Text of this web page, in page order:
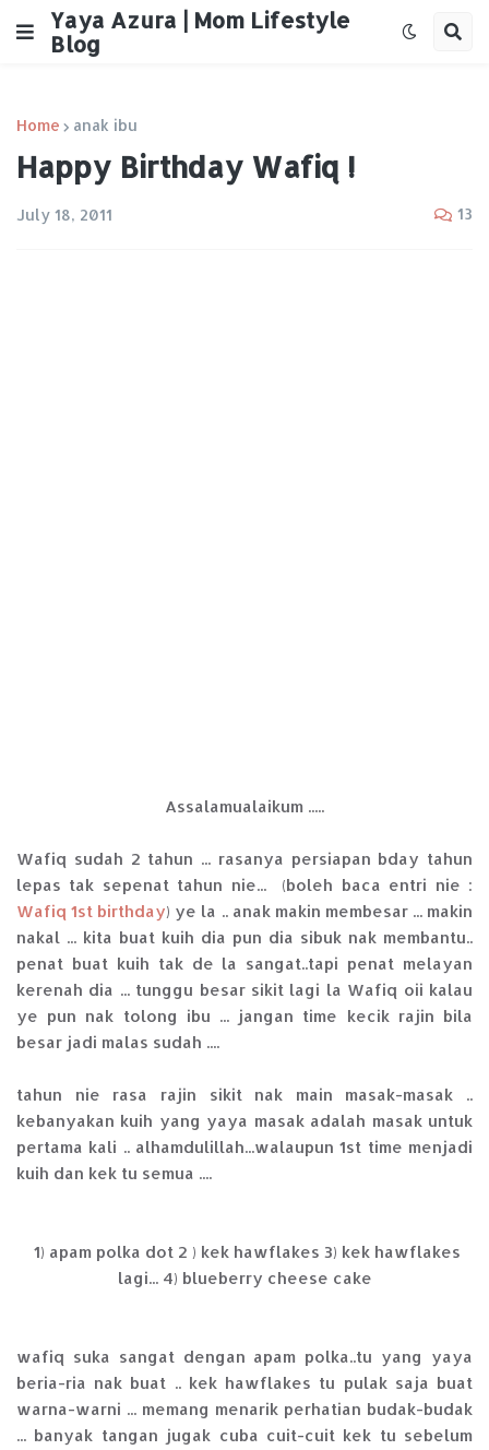
Yaya Azura | Mom Lifestyle
Blog
Home anak ibu
Happy Birthday Wafiq !
July 18, 2011 13
Assalamualaikum .....
Wafiq sudah 2 tahun ... rasanya persiapan bday tahun
lepas tak sepenat tahun nie... (boleh baca entri nie :
Wafiq 1st birthday) ye la .. anak makin membesar ... makin
nakal ... kita buat kuih dia pun dia sibuk nak membantu..
penat buat kuih tak de la sangat..tapi penat melayan
kerenah dia ... tunggu besar sikit lagi la Wafiq oii kalau
ye pun nak tolong ibu ... jangan time kecik rajin bila
besar jadi malas sudah ....
tahun nie rasa rajin sikit nak main masak-masak ..
kebanyakan kuih yang yaya masak adalah masak untuk
pertama kali .. alhamdulillah...walaupun 1st time menjadi
kuih dan kek tu semua ....
1) apam polka dot 2 ) kek hawflakes 3) kek hawflakes
lagi... 4) blueberry cheese cake
wafiq suka sangat dengan apam polka..tu yang yaya
beria-ria nak buat .. kek hawflakes tu pulak saja buat
warna-warni ... memang menarik perhatian budak-budak
... banyak tangan jugak cuba cuit-cuit kek tu sebelum